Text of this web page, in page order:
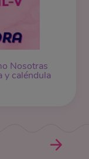
Nosotras
y caléndula